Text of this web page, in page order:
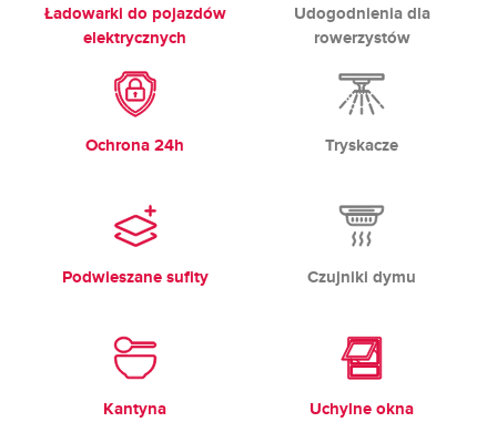
Ładowarki do pojazdów
elektrycznych
Udogodnienia dla
rowerzystów
Ochrona 24h Tryskacze
Podwieszane sufity Czujniki dymu
Kantyna Uchylne okna